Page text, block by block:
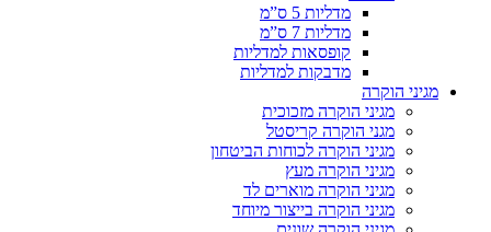
מדליות 5 ס”מ
מדליות 7 ס”מ
קופסאות למדליות
מדבקות למדליות
מגיני הוקרה
מגיני הוקרה מזכוכית
מגני הוקרה קריסטל
מגיני הוקרה לכוחות הביטחון
מגיני הוקרה מעץ
מגיני הוקרה מוארים לד
מגיני הוקרה בייצור מיוחד